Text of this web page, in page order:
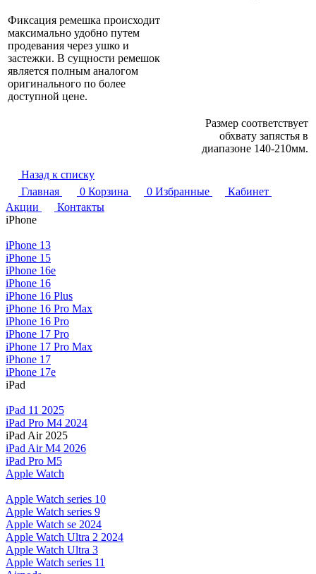
Фиксация ремешка происходит
максимально удобно путем
продевания через ушко и
застежки. В сущности ремешок
является полным аналогом
оригинального по более
доступной цене.
Размер соответствует
обхвату запястья в
диапазоне 140-210мм.
Назад к списку
Главная
0 Корзина 0 Избранные
Кабинет
Акции
Контакты
iPhone
iPhone 13
iPhone 15
iPhone 16e
iPhone 16
iPhone 16 Plus
iPhone 16 Pro Max
iPhone 16 Pro
iPhone 17 Pro
iPhone 17 Pro Max
iPhone 17
iPhone 17e
iPad
iPad 11 2025
iPad Pro M4 2024
iPad Air 2025
iPad Air M4 2026
iPad Pro M5
Apple Watch
Apple Watch series 10
Apple Watch series 9
Apple Watch se 2024
Apple Watch Ultra 2 2024
Apple Watch Ultra 3
Apple Watch series 11